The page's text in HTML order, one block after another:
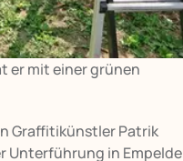
er mit einer grünen
Graffitikünstler Patrik
Unterführung in Empelde